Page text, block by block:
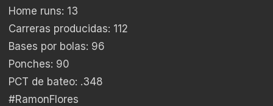
Home runs: 13
Carreras producidas: 112
Bases por bolas: 96
Ponches: 90
PCT de bateo: .348
#RamonFlores